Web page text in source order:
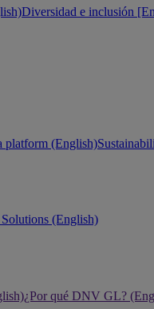
Diversidad e inclusión
platform (English)
(English)
¿Por qué DNV GL?